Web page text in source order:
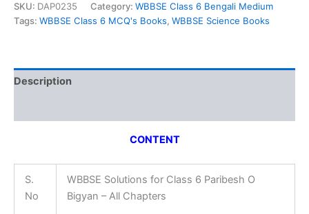
SKU: DAP0235 Category: WBBSE Class 6 Bengali Medium
Tags: WBBSE Class 6 MCQ's Books, WBBSE Science Books
Description
CONTENT
S.
No
WBBSE Solutions for Class 6 Paribesh O
Bigyan – All Chapters